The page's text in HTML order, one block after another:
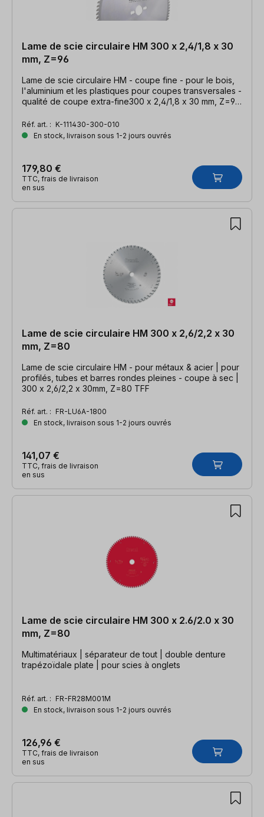
Lame de scie circulaire HM 300 x 2,4/1,8 x 30
mm, Z=96
Lame de scie circulaire HM - coupe fine - pour le bois,
l'aluminium et les plastiques pour coupes transversales -
qualité de coupe extra-fine300 x 2,4/1,8 x 30 mm, Z=96
Réf. art. : K-111430-300-010
En stock, livraison sous 1-2 jours ouvrés
179,80 €
TTC, frais de livraison
en sus
Lame de scie circulaire HM 300 x 2,6/2,2 x 30
mm, Z=80
Lame de scie circulaire HM - pour métaux & acier | pour
profilés, tubes et barres rondes pleines - coupe à sec |
300 x 2,6/2,2 x 30mm, Z=80 TFF
Réf. art. : FR-LU6A-1800
En stock, livraison sous 1-2 jours ouvrés
141,07 €
TTC, frais de livraison
en sus
Lame de scie circulaire HM 300 x 2.6/2.0 x 30
mm, Z=80
Multimatériaux | séparateur de tout | double denture
trapézoïdale plate | pour scies à onglets
Réf. art. : FR-FR28M001M
En stock, livraison sous 1-2 jours ouvrés
126,96 €
TTC, frais de livraison
en sus